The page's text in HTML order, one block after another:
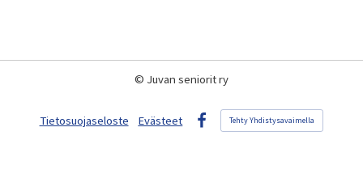
© Juvan seniorit ry
Tietosuojaseloste
Evästeet
Facebook
Tehty Yhdistysavaimella